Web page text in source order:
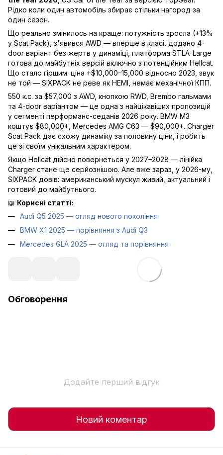
Рідко коли один автомобіль збирає стільки нагород за
один сезон.
Що реально змінилось на краще: потужність зросла (+13%
у Scat Pack), з'явився AWD — вперше в класі, додано 4-
door варіант без жертв у динаміці, платформа STLA-Large
готова до майбутніх версій включно з потенційним Hellcat.
Що стало гіршим: ціна +$10,000–15,000 відносно 2023, звук
не той — SIXPACK не реве як HEMI, немає механічної КПП.
550 к.с. за $57,000 з AWD, кнопкою RWD, Brembo гальмами
та 4-door варіантом — це одна з найцікавіших пропозицій
у сегменті перформанс-седанів 2026 року. BMW M3
коштує $80,000+, Mercedes AMG C63 — $90,000+. Charger
Scat Pack дає схожу динаміку за половину ціни, і робить
це зі своїм унікальним характером.
Якщо Hellcat дійсно повернеться у 2027–2028 — лінійка
Charger стане ще серйознішою. Але вже зараз, у 2026-му,
SIXPACK довів: американський мускул живий, актуальний і
готовий до майбутнього.
📖 Корисні статті:
Audi Q5 2025 — огляд нового покоління
BMW X1 2025 — порівняння з Audi Q3
Mercedes GLA 2025 — огляд та порівняння
Обговорення
Додайте перший відгук
Новий коментар